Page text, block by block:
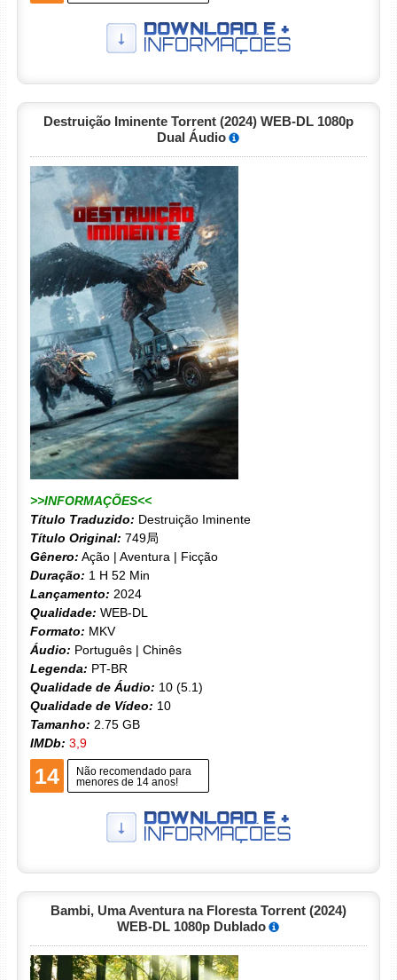
Destruição Iminente Torrent (2024) WEB-DL 1080p
Dual Áudio
>>INFORMAÇÕES<<
Título Traduzido: Destruição Iminente
Título Original: 749局
Gênero: Ação | Aventura | Ficção
Duração: 1 H 52 Min
Lançamento: 2024
Qualidade: WEB-DL
Formato: MKV
Áudio: Português | Chinês
Legenda: PT-BR
Qualidade de Áudio: 10 (5.1)
Qualidade de Vídeo: 10
Tamanho: 2.75 GB
IMDb: 3,9
14
Não recomendado para
menores de 14 anos!
Bambi, Uma Aventura na Floresta Torrent (2024)
WEB-DL 1080p Dublado